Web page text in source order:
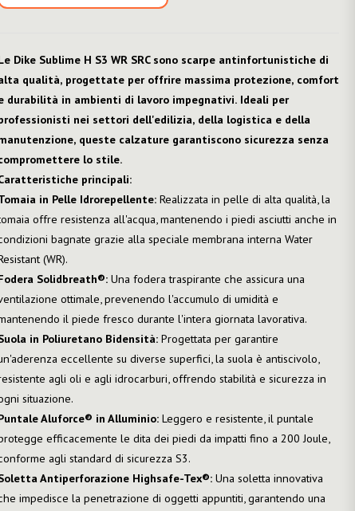
Dike Sublime H S3 WR SRC sono scarpe antinfortunistiche di
qualità, progettate per offrire massima protezione, comfort
durabilità in ambienti di lavoro impegnativi. Ideali per
nei settori dell'edilizia, della logistica e della
queste calzature garantiscono sicurezza senza
lo stile.
principali:
in Pelle Idrorepellente: Realizzata in pelle di alta qualità, la
offre resistenza all'acqua, mantenendo i piedi asciutti anche in
bagnate grazie alla speciale membrana interna Water
(WR).
Solidbreath®: Una fodera traspirante che assicura una
ottimale, prevenendo l'accumulo di umidità e
il piede fresco durante l'intera giornata lavorativa.
in Poliuretano Bidensità: Progettata per garantire
eccellente su diverse superfici, la suola è antiscivolo,
agli oli e agli idrocarburi, offrendo stabilità e sicurezza in
situazione.
Aluforce® in Alluminio: Leggero e resistente, il puntale
efficacemente le dita dei piedi da impatti fino a 200 Joule,
agli standard di sicurezza S3.
Antiperforazione Highsafe-Tex®: Una soletta innovativa
impedisce la penetrazione di oggetti appuntiti, garantendo una